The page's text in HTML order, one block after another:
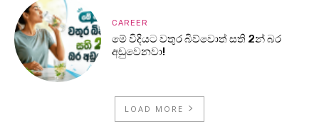
CAREER
මේ විදියට වතුර බිව්වොත් සති 2න් බර
අඩුවෙනවා!
LOAD MORE